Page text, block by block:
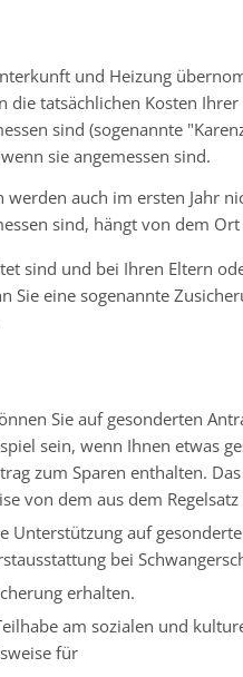
und Heizung
die tatsächlichen Kosten
sind (sogenannte
sie angemessen sind.
auch im ersten Jahr
sind, hängt von dem
sind und bei Ihren Eltern
eine sogenannte
Sie auf gesonderten
sein, wenn Ihnen etwas
zum Sparen enthalten.
von dem aus dem
auf
bei
erhalten.
am sozialen und
für